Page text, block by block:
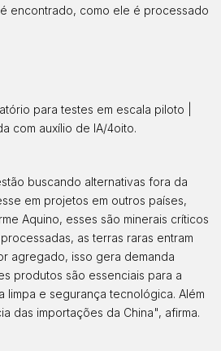
encontrado, como ele é processado
para testes em escala piloto |
com auxílio de IA/4oito.
buscando alternativas fora da
em projetos em outros países,
Aquino, esses são minerais críticos
as terras raras entram
agregado, isso gera demanda
produtos são essenciais para a
limpa e segurança tecnológica. Além
das importações da China", afirma.